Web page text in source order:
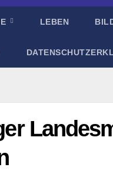
LEBEN